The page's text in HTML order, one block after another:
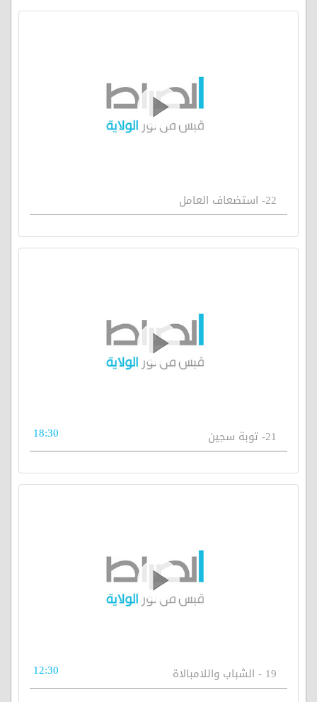
22- استضعاف العامل
21- توبة سجين 18:30
19 - الشباب واللامبالاة 12:30